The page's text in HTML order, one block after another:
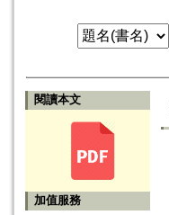
閱讀本文
加值服務